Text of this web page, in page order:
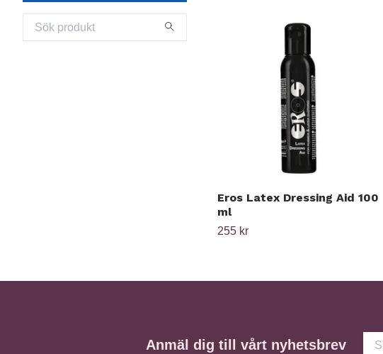
Eros Latex Dressing Aid 100
ml
255 kr
Anmäl dig till vårt nyhetsbrev